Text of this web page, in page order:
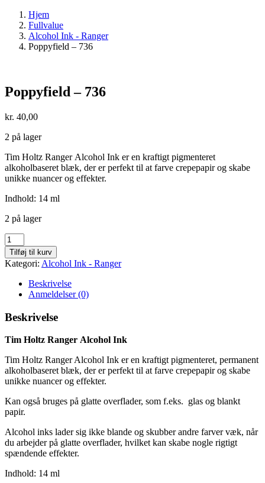
Hjem
Fullvalue
Alcohol Ink - Ranger
Poppyfield – 736
Poppyfield – 736
kr. 40,00
2 på lager
Tim Holtz Ranger Alcohol Ink er en kraftigt pigmenteret
alkoholbaseret blæk, der er perfekt til at farve crepepapir og skabe
unikke nuancer og effekter.
Indhold: 14 ml
2 på lager
Poppyfield
-
736
antal
Tilføj til kurv
Kategori: Alcohol Ink - Ranger
Beskrivelse
Anmeldelser (0)
Beskrivelse
Tim Holtz Ranger Alcohol Ink
Tim Holtz Ranger Alcohol Ink er en kraftigt pigmenteret, permanent
alkoholbaseret blæk, der er perfekt til at farve crepepapir og skabe
unikke nuancer og effekter.
Kan også bruges på glatte overflader, som f.eks. glas og blankt
papir.
Alcohol inks lader sig ikke blande og skubber andre farver væk, når
du arbejder på glatte overflader, hvilket kan skabe nogle rigtigt
spændende effekter.
Indhold: 14 ml